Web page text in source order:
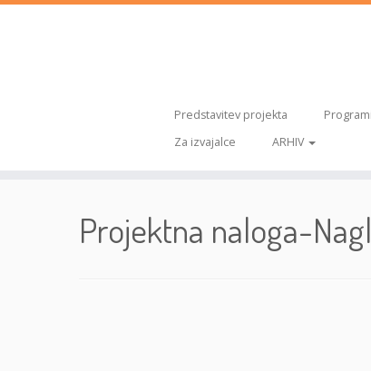
Predstavitev projekta
Za izvajalce
ARHIV
Projektna naloga-